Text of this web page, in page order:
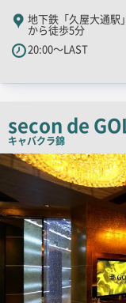
舗
PR
キ
ッ
コ
ピ
ー
地下鉄「久屋大通駅
から徒歩5分
20:00～LAST
secon de
キャバクラ錦
検
索
果
一
覧
用
画